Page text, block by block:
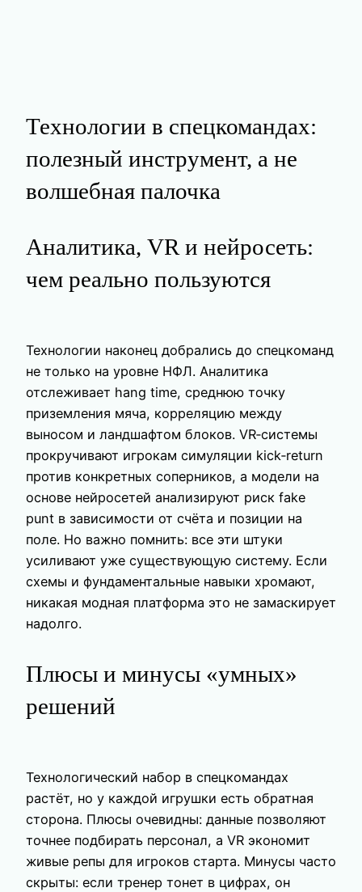
Технологии в спецкомандах:
полезный инструмент, а не
волшебная палочка
Аналитика, VR и нейросеть:
чем реально пользуются
Технологии наконец добрались до спецкоманд
не только на уровне НФЛ. Аналитика
отслеживает hang time, среднюю точку
приземления мяча, корреляцию между
выносом и ландшафтом блоков. VR‑системы
прокручивают игрокам симуляции kick‑return
против конкретных соперников, а модели на
основе нейросетей анализируют риск fake
punt в зависимости от счёта и позиции на
поле. Но важно помнить: все эти штуки
усиливают уже существующую систему. Если
схемы и фундаментальные навыки хромают,
никакая модная платформа это не замаскирует
надолго.
Плюсы и минусы «умных»
решений
Технологический набор в спецкомандах
растёт, но у каждой игрушки есть обратная
сторона. Плюсы очевидны: данные позволяют
точнее подбирать персонал, а VR экономит
живые репы для игроков старта. Минусы часто
скрыты: если тренер тонет в цифрах, он